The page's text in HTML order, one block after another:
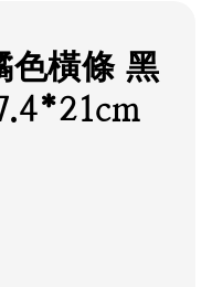
橫條 黑